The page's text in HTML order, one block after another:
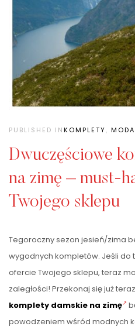
PUBLISHED INKOMPLETY, MODA
Dwuczęściowe
na zimę – must-
Twojego sklepu
Tegoroczny sezon jesień/zima
wygodnych kompletów. Jeśli do
ofercie Twojego sklepu, teraz
zaległości! Przekonaj się już
komplety damskie na zimę
powodzeniem wśród modnych